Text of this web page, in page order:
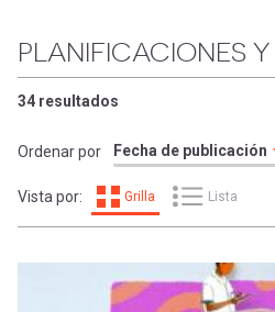
entrar
a
mi
cuenta
Comunidad
Expand
Exploración
[Educarchile
sesión
Regístrate
enlaces
de
ayuda
a
PLANIFICACIONES
34 resultados
Ordenar por
Vista por: Grilla Lista